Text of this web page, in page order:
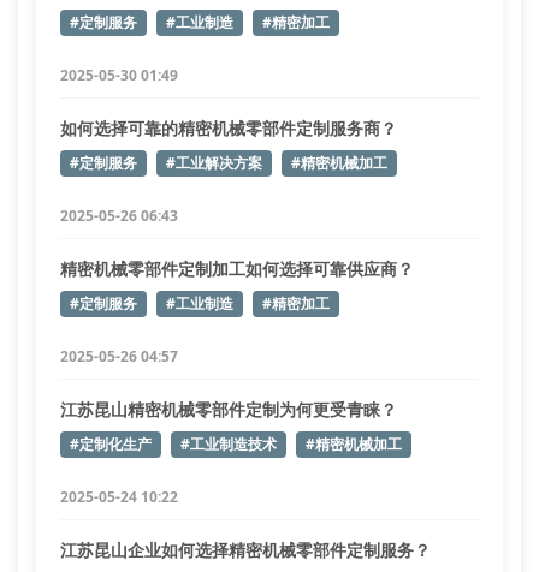
#定制服务 #工业制造 #精密加工
2025-05-30 01:49
如何选择可靠的精密机械零部件定制服务商？
#定制服务 #工业解决方案 #精密机械加工
2025-05-26 06:43
精密机械零部件定制加工如何选择可靠供应商？
#定制服务 #工业制造 #精密加工
2025-05-26 04:57
江苏昆山精密机械零部件定制为何更受青睐？
#定制化生产 #工业制造技术 #精密机械加工
2025-05-24 10:22
江苏昆山企业如何选择精密机械零部件定制服务？